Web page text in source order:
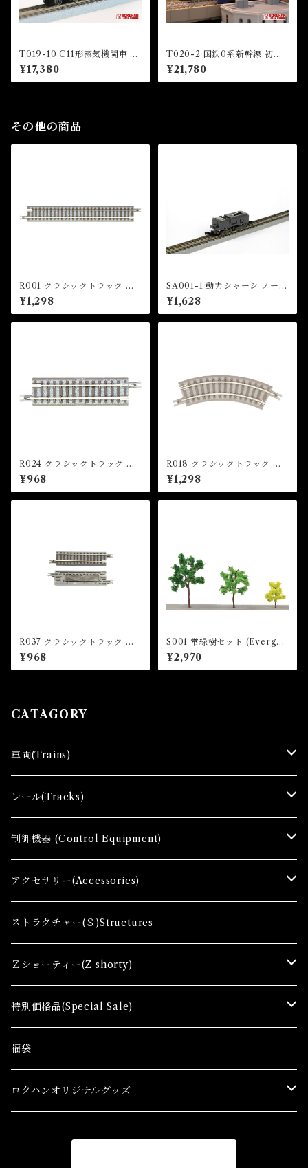
T019-10 C11形蒸気機関車 12
3号機 東武鉄道SL「大樹」 タ
イプ (TOBU Railway C11 St
eam Locomotive Number 1
¥17,380
T020-2 国鉄0系新幹線 初期
型「ひかり」4両基本セット (J
NR Series 0 shinkansen HI
KARI” 4 Cars Basic Set)
¥21,780
その他の商品
R001 クラシックトラック 直
線レール 110mm(4本入) (CL
ASSIC TRACK Straight Tra
ck 110mm x 4 pcs)
¥1,298
SA001-1 動力シャーシ ノーマ
ルタイプ (Z SHORTY Powe
r Chassis (Normal Type))
¥1,628
R024 クラシックトラック 直
線レール 55mm(2本入) (CLA
SSIC TRACK Straight Trac
k 55mm x 2 pcs (With Pow
¥968
R018 クラシックトラック 曲
線レール R70-45°(4本入) (C
LASSIC TRACK Curved Tr
ack R70mm 45 ° x 4 pcs)
¥1,298
R037 クラシックトラック ナ
ックルカプラー用アンカプラ
ーレール 55mm(1本入) (CLA
SSIC TRACK Uncoupler T
¥968
S001 常緑樹セット (Evergre
en Set)
¥2,970
CATAGORY
車両(Trains)
Ｚゲージ車両(Ｔ) Zgauge Trains
Ｚゲージスターターセット(G) Z Starter sets
Zゲージファーストセット(E) Z First Sets
レール(Tracks)
レール(R)Tracks
レールセット(R) Track Sets
レール関連商品(Track related goods)
制御機器 (Control Equipment)
制御機器（Ｃ＆ＲＣ）Control Equipment
制御機器（Ａ）Control Accessory
アクセサリー(Accessories)
アクセサリー(A) Accessories
コンテナ(Ａ) Container Cargo
ストラクチャー(Ｓ)Structures
Ｚショーティー(Z shorty)
車両（ST）Z Shorty Trains
アクセサリー&ストラクチャー(SA&SS) ACC&STL
スターターセット(SG) Starter Sets
特別価格品(Special Sale)
Ｚゲージ車両(特別価格) Trains
在宅支援キャンペーン
福袋
ロクハンオリジナルグッズ